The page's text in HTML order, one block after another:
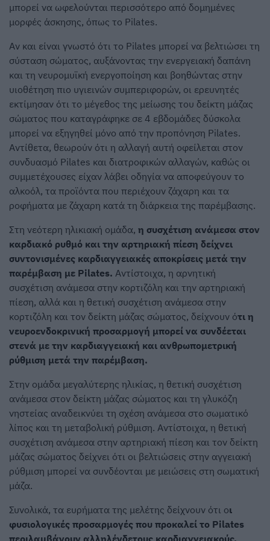
μπορεί να ωφελούνται περισσότερο από δομημένες
μορφές άσκησης, όπως το Pilates.
Αν και είναι γνωστό ότι το Pilates μπορεί να βελτιώσει τη
σύσταση σώματος, αυξάνοντας την ενεργειακή δαπάνη
και τη νευρομυϊκή ενεργοποίηση και βοηθώντας στην
υιοθέτηση πιο υγιεινών συμπεριφορών, οι ερευνητές
εκτίμησαν ότι το μέγεθος της μείωσης του δείκτη μάζας
σώματος που καταγράφηκε σε 4 εβδομάδες δύσκολα
μπορεί να εξηγηθεί μόνο από την προπόνηση Pilates.
Αντίθετα, θεωρούν ότι η αλλαγή αυτή οφείλεται στον
συνδυασμό Pilates και διατροφικών αλλαγών, καθώς οι
συμμετέχουσες είχαν λάβει οδηγία να αποφεύγουν το
αλκοόλ, τα προϊόντα που περιέχουν ζάχαρη και τα
ροφήματα με ζάχαρη κατά τη διάρκεια της παρέμβασης.
Στη νεότερη ηλικιακή ομάδα, η συσχέτιση ανάμεσα στον
καρδιακό ρυθμό και την αρτηριακή πίεση δείχνει
συντονισμένες καρδιαγγειακές αποκρίσεις μετά την
παρέμβαση με Pilates. Αντίστοιχα, η αρνητική
συσχέτιση ανάμεσα στην κορτιζόλη και την αρτηριακή
πίεση, αλλά και η θετική συσχέτιση ανάμεσα στην
κορτιζόλη και τον δείκτη μάζας σώματος, δείχνουν ότι η
νευροενδοκρινική προσαρμογή μπορεί να συνδέεται
στενά με την καρδιαγγειακή και ανθρωπομετρική
ρύθμιση μετά την παρέμβαση.
Στην ομάδα μεγαλύτερης ηλικίας, η θετική συσχέτιση
ανάμεσα στον δείκτη μάζας σώματος και τη γλυκόζη
νηστείας αναδεικνύει τη σχέση ανάμεσα στο σωματικό
λίπος και τη μεταβολική ρύθμιση. Αντίστοιχα, η θετική
συσχέτιση ανάμεσα στην αρτηριακή πίεση και τον δείκτη
μάζας σώματος δείχνει ότι οι βελτιώσεις στην αγγειακή
ρύθμιση μπορεί να συνδέονται με μειώσεις στη σωματική
μάζα.
Συνολικά, τα ευρήματα της μελέτης δείχνουν ότι οι
φυσιολογικές προσαρμογές που προκαλεί το Pilates
περιλαμβάνουν αλληλένδετους καρδιαγγειακούς,